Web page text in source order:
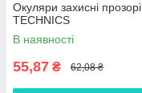
Окуляри захисні прозорі
TECHNICS
В наявності
55,87 ₴ 62,08 ₴